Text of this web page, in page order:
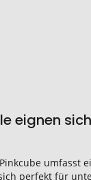
eignen
umfasst
perfekt für